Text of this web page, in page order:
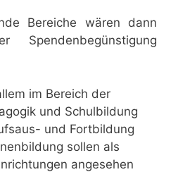
Bereiche wären dann
im Bereich der
und Schulbildung
und Fortbildung
sollen als
angesehen